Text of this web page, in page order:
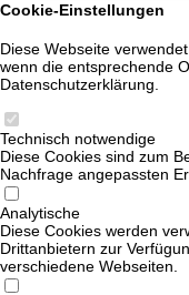
Cookie-Einstellungen
Diese Webseite
wenn die entsprechende
Datenschutzerklärung.
Technisch notwendige
Diese Cookies sind zum
Nachfrage angepassten
Analytische
Diese Cookies werden
Drittanbietern zur
verschiedene Webseiten.